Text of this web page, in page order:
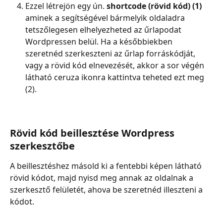
Ezzel létrejön egy ún. shortcode(rövid kód) (1)
aminek a segítségével bármelyik oldaladra
tetszőlegesen elhelyezheted az űrlapodat
Wordpressen belül. Ha a későbbiekben
szeretnéd szerkeszteni az űrlap forráskódját,
vagy a rövid kód elnevezését, akkor a sor végén
látható ceruza ikonra kattintva teheted ezt meg
(2).
Rövid kód beillesztése Wordpress
szerkesztőbe
A beillesztéshez másold ki a fentebbi képen látható
rövid kódot, majd nyisd meg annak az oldalnak a
szerkesztő felületét, ahova be szeretnéd illeszteni a
kódot.